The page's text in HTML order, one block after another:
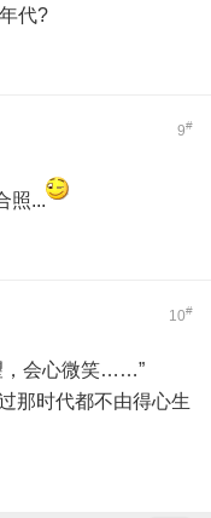
代?
9#
照...
10#
，会心微笑……”
那时代都不由得心生